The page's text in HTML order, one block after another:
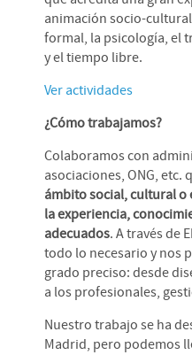
animación socio-
formal, la psicología, el
y el tiempo libre.
Ver actividades
¿Cómo trabajamos?
Colaboramos con
asociaciones, ONG, etc.
ámbito social, cultural o
la experiencia,
adecuados. A través de
todo lo necesario y nos
grado preciso: desde
a los profesionales,
Nuestro trabajo se ha
Madrid, pero podemos